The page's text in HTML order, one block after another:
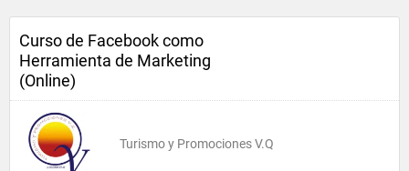
Curso de Facebook como
Herramienta de Marketing
(Online)
Turismo y Promociones V.Q